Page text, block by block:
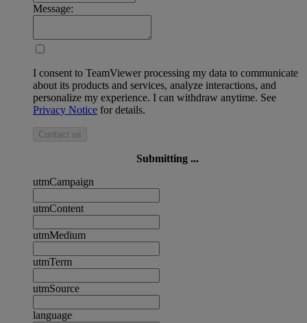
Message:
I consent to TeamViewer processing my data to communicate
about its products and services, analyze interactions, and
personalize my experience. I can withdraw anytime. See
Privacy Notice for details.
Contact us
Submitting ...
utmCampaign
utmContent
utmMedium
utmTerm
utmSource
language